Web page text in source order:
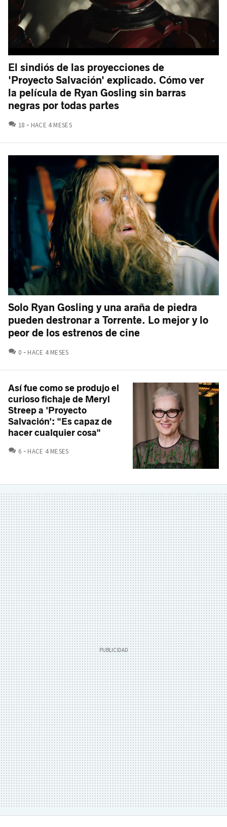
El sindiós de las proyecciones de
'Proyecto Salvación' explicado. Cómo ver
la película de Ryan Gosling sin barras
negras por todas partes
18 COMENTARIOS
HACE 4 MESES
Solo Ryan Gosling y una araña de piedra
pueden destronar a Torrente. Lo mejor y lo
peor de los estrenos de cine
0 COMENTARIOS
HACE 4 MESES
Así fue como se produjo el
curioso fichaje de Meryl
Streep a 'Proyecto
Salvación': "Es capaz de
hacer cualquier cosa"
6 COMENTARIOS
HACE 4 MESES